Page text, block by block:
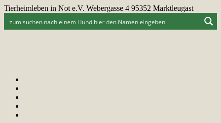
Tierheimleben in Not e.V. Webergasse 4 95352 Marktleugast